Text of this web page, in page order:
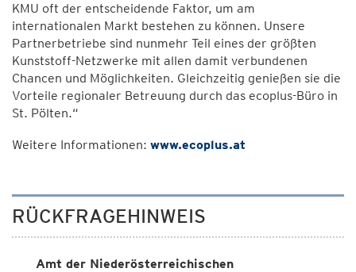
KMU oft der entscheidende Faktor, um am
internationalen Markt bestehen zu können. Unsere
Partnerbetriebe sind nunmehr Teil eines der größten
Kunststoff-Netzwerke mit allen damit verbundenen
Chancen und Möglichkeiten. Gleichzeitig genießen sie die
Vorteile regionaler Betreuung durch das ecoplus-Büro in
St. Pölten.“
Weitere Informationen: www.ecoplus.at
RÜCKFRAGEHINWEIS
Amt der Niederösterreichischen